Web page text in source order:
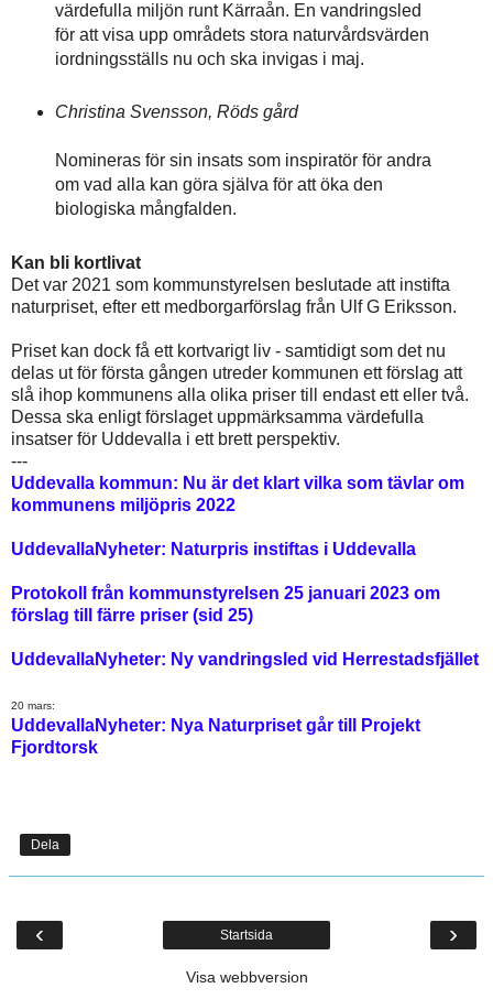
värdefulla miljön runt Kärraån. En vandringsled
för att visa upp områdets stora naturvårdsvärden
iordningsställs nu och ska invigas i maj.
Christina Svensson, Röds gård
Nomineras för sin insats som inspiratör för andra
om vad alla kan göra själva för att öka den
biologiska mångfalden.
Kan bli kortlivat
Det var 2021 som kommunstyrelsen beslutade att instifta
naturpriset, efter ett medborgarförslag från Ulf G Eriksson.
Priset kan dock få ett kortvarigt liv - samtidigt som det nu
delas ut för första gången utreder kommunen ett förslag att
slå ihop kommunens alla olika priser till endast ett eller två.
Dessa ska enligt förslaget uppmärksamma värdefulla
insatser för Uddevalla i ett brett perspektiv.
---
Uddevalla kommun: Nu är det klart vilka som tävlar om
kommunens miljöpris 2022
UddevallaNyheter: Naturpris instiftas i Uddevalla
Protokoll från kommunstyrelsen 25 januari 2023 om
förslag till färre priser (sid 25)
UddevallaNyheter: Ny vandringsled vid Herrestadsfjället
20 mars:
UddevallaNyheter: Nya Naturpriset går till Projekt
Fjordtorsk
Dela
‹ ›
Startsida
Visa webbversion